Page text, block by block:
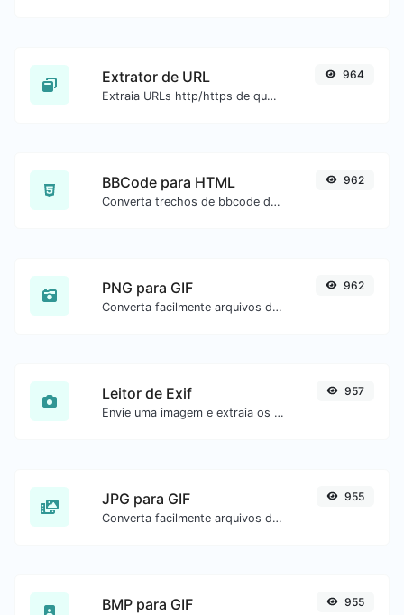
Extrator de URL
Extraia URLs http/https de qualquer tipo de conteúdo de texto.
964
BBCode para HTML
Converta trechos de bbcode de fóruns para código HTML bruto.
962
PNG para GIF
Converta facilmente arquivos de imagem PNG para GIF.
962
Leitor de Exif
Envie uma imagem e extraia os dados.
957
JPG para GIF
Converta facilmente arquivos de imagem JPG para GIF.
955
BMP para GIF 955